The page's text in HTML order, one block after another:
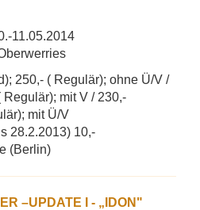
11.05.2014
250,- ( Regulär); ohne Ü/V /
Regulär); mit V / 230,-
mit Ü/V
28.2.2013) 10,-
(Berlin)
–UPDATE I - „IDON"